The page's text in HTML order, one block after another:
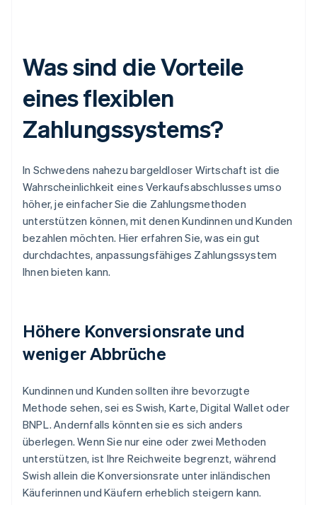
Was sind die Vorteile
eines flexiblen
Zahlungssystems?
In Schwedens nahezu bargeldloser Wirtschaft ist die
Wahrscheinlichkeit eines Verkaufsabschlusses umso
höher, je einfacher Sie die Zahlungsmethoden
unterstützen können, mit denen Kundinnen und Kunden
bezahlen möchten. Hier erfahren Sie, was ein gut
durchdachtes, anpassungsfähiges Zahlungssystem
Ihnen bieten kann.
Höhere Konversionsrate und
weniger Abbrüche
Kundinnen und Kunden sollten ihre bevorzugte
Methode sehen, sei es Swish, Karte, Digital Wallet oder
BNPL. Andernfalls könnten sie es sich anders
überlegen. Wenn Sie nur eine oder zwei Methoden
unterstützen, ist Ihre Reichweite begrenzt, während
Swish allein die Konversionsrate unter inländischen
Käuferinnen und Käufern erheblich steigern kann.